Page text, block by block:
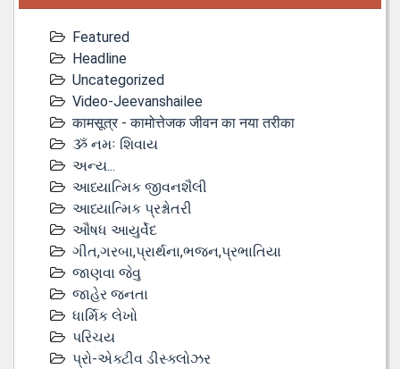
Featured
Headline
Uncategorized
Video-Jeevanshailee
कामसूत्र - कामोत्तेजक जीवन का नया तरीका
ૐ નમઃ શિવાય
અન્ય...
આધ્યાત્મિક જીવનશૈલી
આધ્યાત્મિક પ્રશ્નોતરી
ઔષધ આયુર્વેદ
ગીત,ગરબા,પ્રાર્થના,ભજન,પ્રભાતિયા
જાણવા જેવુ
જાહેર જનતા
ધાર્મિક લેખો
પરિચય
પ્રો-એક્ટીવ ડીસ્‍ક્લોઝર